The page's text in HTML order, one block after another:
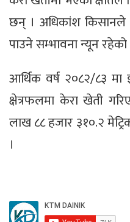
छन् । अधिकांश किसानले
पाउने सम्भावना न्यून
आर्थिक वर्ष २०८२/८३
क्षेत्रफलमा केरा खेती
लाख ८८ हजार ३१०.२
।